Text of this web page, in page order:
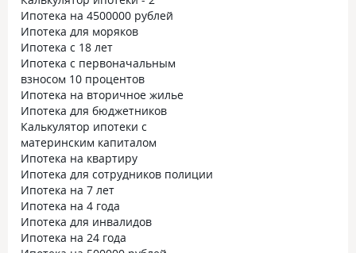
Ипотека на 4500000 рублей
Ипотека для моряков
Ипотека с 18 лет
Ипотека с первоначальным
взносом 10 процентов
Ипотека на вторичное жилье
Ипотека для бюджетников
Калькулятор ипотеки с
материнским капиталом
Ипотека на квартиру
Ипотека для сотрудников полиции
Ипотека на 7 лет
Ипотека на 4 года
Ипотека для инвалидов
Ипотека на 24 года